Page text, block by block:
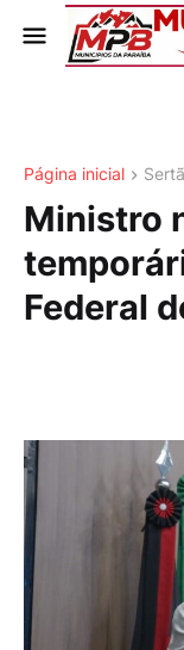
Página inicial
Ministro
Federal